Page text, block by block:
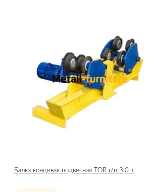
Балка концевая подвесная TOR г/п 3,0 т